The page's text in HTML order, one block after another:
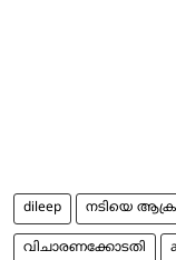
dileep നടിയെ
വിചാരണക്കോടതി